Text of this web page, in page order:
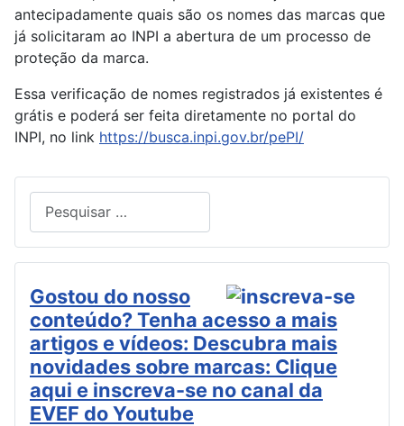
antecipadamente quais são os nomes das marcas que
já solicitaram ao INPI a abertura de um processo de
proteção da marca.
Essa verificação de nomes registrados já existentes é
grátis e poderá ser feita diretamente no portal do
INPI, no link https://busca.inpi.gov.br/pePI/
Gostou do nosso
conteúdo? Tenha acesso a mais
artigos e vídeos: Descubra mais
novidades sobre marcas: Clique
aqui e inscreva-se no canal da
EVEF do Youtube